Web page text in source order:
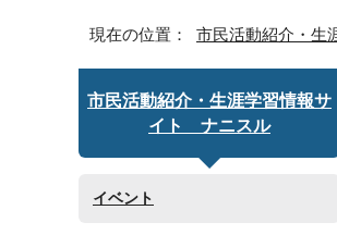
現在の位置： 市民活動紹介・
市民活動紹介・生涯学習情報サ
イト ナニスル
イベント